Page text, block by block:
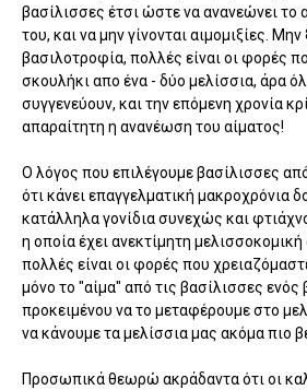
βασίλισσες έτσι ώστε να ανανεώνει το
του, και να μην γίνονται αιμομιξίες.
βασιλοτροφία, πολλές είναι οι φορές
σκουλήκι απο ένα - δύο μελίσσια, άρα
συγγενεύουν, και την επόμενη χρονία
απαραίτητη η ανανέωση του αίματος!
Ο λόγος που επιλέγουμε βασίλισσες
ότι κάνει επαγγελματική μακροχρόνια
κατάλληλα γονίδια συνεχώς και
η οποία έχει ανεκτίμητη μελισσοκομική
πολλές είναι οι φορές που
μόνο το "αίμα" από τις βασίλισσες
προκειμένου να το μεταφέρουμε στο
να κάνουμε τα μελίσσια μας ακόμα πιο
Προσωπικά θεωρώ ακράδαντα ότι οι